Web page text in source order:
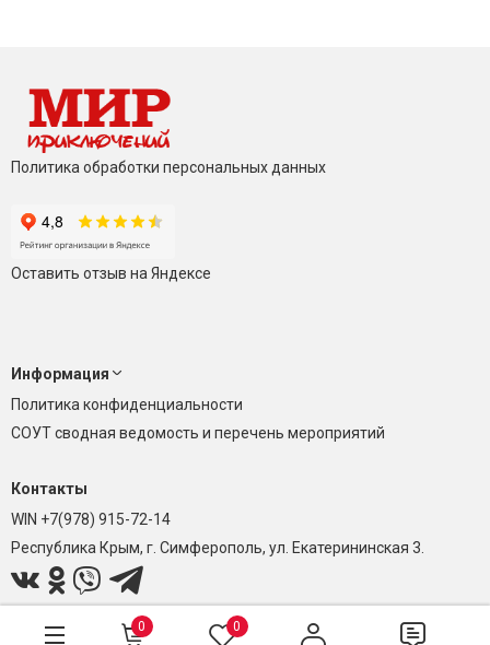
Политика обработки персональных данных
Оставить отзыв на Яндексе
Информация
Политика конфиденциальности
СОУТ сводная ведомость и перечень мероприятий
Контакты
WIN +7(978) 915-72-14
Республика Крым, г. Симферополь, ул. Екатерининская 3.
0 0